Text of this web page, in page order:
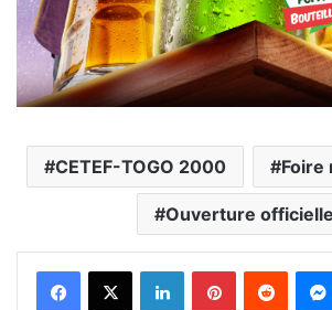
CETEF-TOGO 2000 Foire
Ouverture officielle
FacebookX Linkedin PinterestReddit